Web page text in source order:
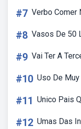
#7 Verbo Comer
#8 Vasos De 50
#9 Vai Ter A
#10 Uso De
#11 Unico Pais
#12 Umas Das